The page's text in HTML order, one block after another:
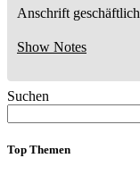
Anschrift geschäftlich
Show Notes
Suchen
Top Themen